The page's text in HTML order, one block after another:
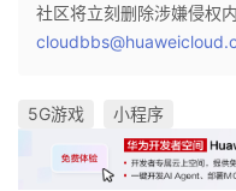
社区将立刻删除涉嫌侵权
5G游戏 小程序